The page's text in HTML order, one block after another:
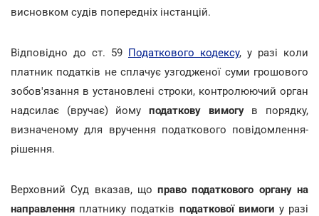
висновком судів попередніх інстанцій.
Відповідно до ст. 59 Податкового кодексу, у разі коли
платник податків не сплачує узгодженої суми грошового
зобов'язання в установлені строки, контролюючий орган
надсилає (вручає) йому податкову вимогу в порядку,
визначеному для вручення податкового повідомлення-
рішення.
Верховний Суд вказав, щоправо податкового органу на
направлення платнику податків податкової вимоги у разі